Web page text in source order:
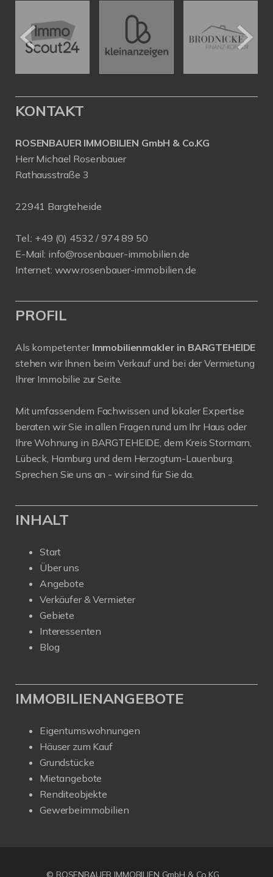
KONTAKT
ROSENBAUER IMMOBILIEN GmbH & Co.KG
Herr Michael Rosenbauer
Rathausstraße 3
22941 Bargteheide
Tel.: +49 (0) 4532 / 974 89 50
E-Mail: info@rosenbauer-immobilien.de
Internet: www.rosenbauer-immobilien.de
PROFIL
Als kompetenter Immobilienmakler in BARGTEHEIDE
stehen wir Ihnen beim Verkauf und bei der Vermietung
Ihrer Immobilie zur Seite.
Mit umfassendem Fachwissen und lokaler Expertise
beraten wir Sie in allen Fragen rund um Ihr Haus oder
Ihre Wohnung in BARGTEHEIDE, dem Kreis Stormarn,
Lübeck, Hamburg und dem Herzogtum-Lauenburg.
Sprechen Sie uns an - wir sind für Sie da.
INHALT
Start
Über uns
Angebote
Verkäufer & Vermieter
Gebiete
Interessenten
Blog
IMMOBILIENANGEBOTE
Eigentumswohnungen
Häuser zum Kauf
Grundstücke
Mietangebote
Renditeobjekte
Gewerbeimmobilien
© ROSENBAUER IMMOBILIEN GmbH & Co.KG